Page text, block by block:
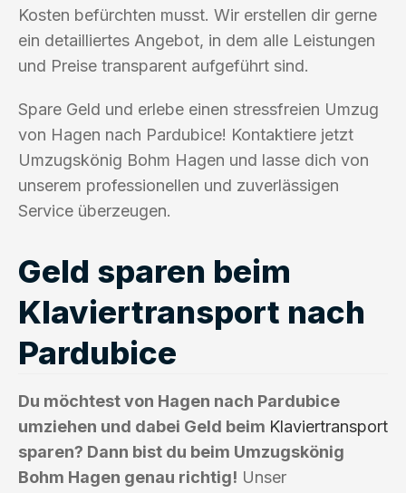
Kosten befürchten musst. Wir erstellen dir gerne
ein detailliertes Angebot, in dem alle Leistungen
und Preise transparent aufgeführt sind.
Spare Geld und erlebe einen stressfreien Umzug
von Hagen nach Pardubice! Kontaktiere jetzt
Umzugskönig Bohm Hagen und lasse dich von
unserem professionellen und zuverlässigen
Service überzeugen.
Geld sparen beim
Klaviertransport nach
Pardubice
Du möchtest von Hagen nach Pardubice
umziehen und dabei Geld beim Klaviertransport
sparen? Dann bist du beim Umzugskönig
Bohm Hagen genau richtig! Unser